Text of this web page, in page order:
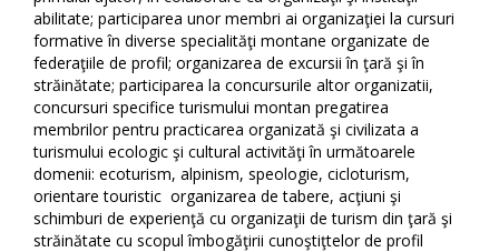
abilitate; participarea unor membri ai organizaţiei la cursuri
formative în diverse specialităţi montane organizate de
federaţiile de profil; organizarea de excursii în ţară şi în
străinătate; participarea la concursurile altor organizatii,
concursuri specifice turismului montan pregatirea
membrilor pentru practicarea organizată şi civilizata a
turismului ecologic şi cultural activităţi în următoarele
domenii: ecoturism, alpinism, speologie, cicloturism,
orientare touristic organizarea de tabere, acţiuni şi
schimburi de experienţă cu organizaţii de turism din ţară şi
străinătate cu scopul îmbogăţirii cunoştiţtelor de profil